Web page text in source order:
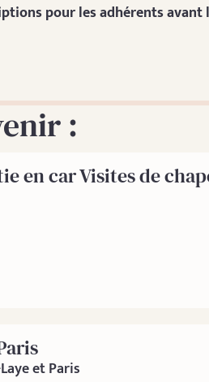
pour les adhérents avant
:
en car Visites de
et Paris